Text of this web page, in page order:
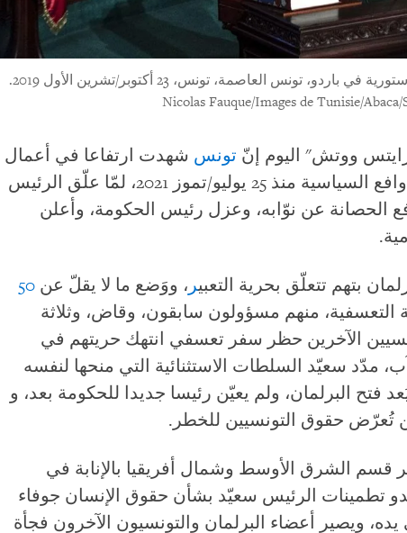
تونس العاصمة، تونس، 23 أكتوبر/تشرين الأول 2019.
ووتش" اليوم إنّ تونس شهدت ارتفاعا في أعمال
القمع التعسفية وذات الدوافع السياسية منذ 25 يوليو/تموز 2021، لمّا علّق الرئيس
الحصانة عن نوّابه، وعزل رئيس الحكومة، وأعلن
بتهم تتعلّق بحرية التعبير ، ووَضع ما لا يقلّ عن 50
التعسفية، منهم مسؤولون سابقون، وقاض، وثلاثة
الآخرين حظر سفر تعسفي انتهك حريتهم في
فتح البرلمان، ولم يعيّن رئيسا جديدا للحكومة بعد، و
تُعرّض حقوق التونسيين للخطر.
قسم الشرق الأوسط وشمال أفريقيا بالإنابة في
تطمينات الرئيس سعيّد بشأن حقوق الإنسان جوفاء
ويصير أعضاء البرلمان والتونسيون الآخرون فجأة